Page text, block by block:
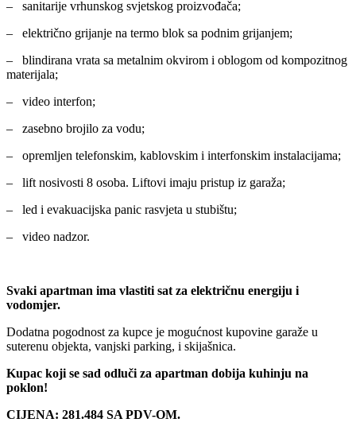
– sanitarije vrhunskog svjetskog proizvođača;
– električno grijanje na termo blok sa podnim grijanjem;
– blindirana vrata sa metalnim okvirom i oblogom od kompozitnog
materijala;
– video interfon;
– zasebno brojilo za vodu;
– opremljen telefonskim, kablovskim i interfonskim instalacijama;
– lift nosivosti 8 osoba. Liftovi imaju pristup iz garaža;
– led i evakuacijska panic rasvjeta u stubištu;
– video nadzor.
Svaki apartman ima vlastiti sat za električnu energiju i
vodomjer.
Dodatna pogodnost za kupce je mogućnost kupovine garaže u
suterenu objekta, vanjski parking, i skijašnica.
Kupac koji se sad odluči za apartman dobija kuhinju na
poklon!
CIJENA: 281.484 SA PDV-OM.